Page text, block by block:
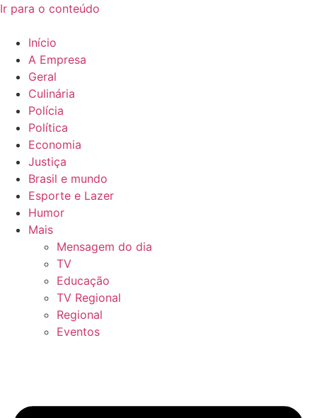
Ir para o conteúdo
Início
A Empresa
Geral
Culinária
Polícia
Política
Economia
Justiça
Brasil e mundo
Esporte e Lazer
Humor
Mais
Mensagem do dia
TV
Educação
TV Regional
Regional
Eventos